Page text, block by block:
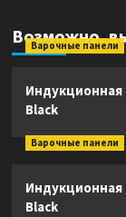
Возможно,
Варочные панели
Индукционная
Black
Варочные панели
Индукционная
Black